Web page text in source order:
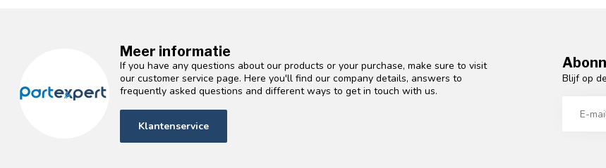
Meer informatie
If you have any questions about our products or your purchase, make sure to visit
our customer service page. Here you'll find our company details, answers to
frequently asked questions and different ways to get in touch with us.
Klantenservice
Blijf op